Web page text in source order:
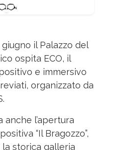
giugno il Palazzo del
ospita ECO, il
e immersivo
organizzato da
anche l’apertura
“Il Bragozzo”,
storica galleria